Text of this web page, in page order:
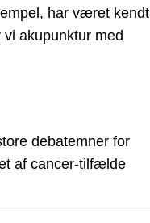
har været
akupunktur med
debatemner for
af cancer-tilfælde